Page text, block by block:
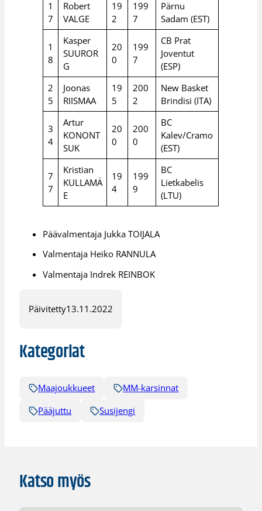
1
7
Robert
VALGE
19
2
199
7
Pärnu
Sadam (EST)
1
8
Kasper
SUUROR
G
20
0
199
7
CB Prat
Joventut
(ESP)
2
5
Joonas
RIISMAA
19
5
200
2
New Basket
Brindisi (ITA)
3
4
Artur
KONONT
SUK
20
0
200
0
BC
Kalev/Cramo
(EST)
7
7
Kristian
KULLAMÄ
E
19
4
199
9
BC
Lietkabelis
(LTU)
Päävalmentaja Jukka TOIJALA
Valmentaja Heiko RANNULA
Valmentaja Indrek REINBOK
Päivitetty13.11.2022
Kategoriat
Maajoukkueet
MM-karsinnat
Pääjuttu
Susijengi
Katso myös